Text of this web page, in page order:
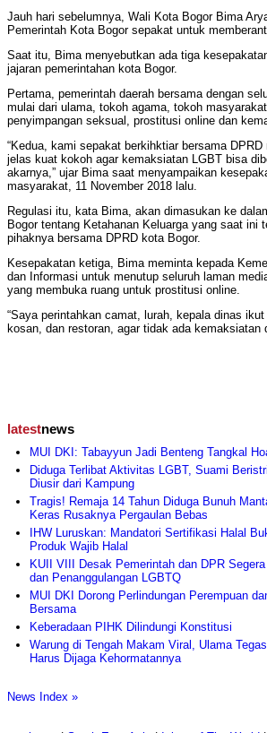
Jauh hari sebelumnya, Wali Kota Bogor Bima
Pemerintah Kota Bogor sepakat untuk
Saat itu, Bima menyebutkan ada tiga
jajaran pemerintahan kota Bogor.
Pertama, pemerintah daerah bersama dengan
mulai dari ulama, tokoh agama, tokoh
penyimpangan seksual, prostitusi online dan
“Kedua, kami sepakat berkihktiar bersama
jelas kuat kokoh agar kemaksiatan LGBT bisa
akarnya,” ujar Bima saat menyampaikan
masyarakat, 11 November 2018 lalu.
Regulasi itu, kata Bima, akan dimasukan ke
Bogor tentang Ketahanan Keluarga yang saat ini
pihaknya bersama DPRD kota Bogor.
Kesepakatan ketiga, Bima meminta kepada
dan Informasi untuk menutup seluruh laman
yang membuka ruang untuk prostitusi online.
“Saya perintahkan camat, lurah, kepala dinas
kosan, dan restoran, agar tidak ada kemaksiatan
latestnews
MUI DKI: Tabayyun Jadi Benteng Tangkal
Diduga Terlibat Aktivitas LGBT, Suami
Diusir dari Kampung
Tragis! Remaja 14 Tahun Diduga Bunuh
Keras Rusaknya Pergaulan Bebas
IHW Luruskan: Mandatori Sertifikasi Halal
Produk Wajib Halal
KUII VIII Desak Pemerintah dan DPR
dan Penanggulangan LGBTQ
MUI DKI Dorong Perlindungan Perempuan
Bersama
Keberadaan PIHK Dilindungi Konstitusi
Warung di Tengah Makam Viral, Ulama
Harus Dijaga Kehormatannya
News Index »